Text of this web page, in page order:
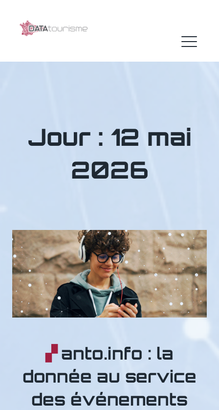
content
Jour : 12 mai
2026
anto.info : la
donnée au service
des événements